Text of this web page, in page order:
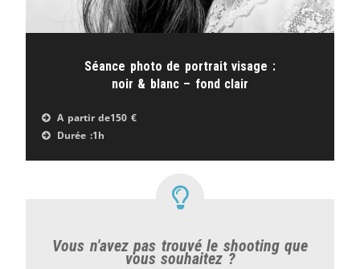
Séance photo de portrait visage :
noir & blanc – fond clair
A partir de150 €
Durée :1h
Vous n'avez pas trouvé le shooting que
vous souhaitez ?